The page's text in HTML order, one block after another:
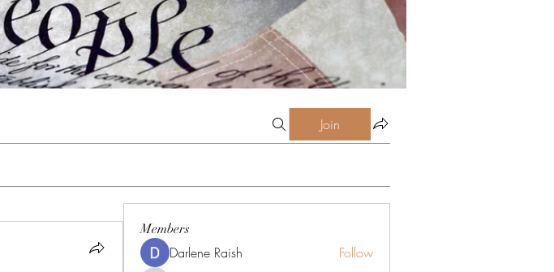
Join
Members
Darlene Raish Follow